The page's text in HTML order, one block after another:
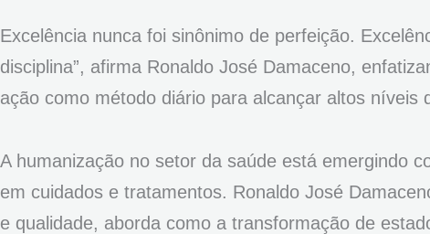
Excelência nunca foi sinônimo de perfeição.
disciplina”, afirma Ronaldo José Damaceno,
ação como método diário para alcançar altos níveis
A humanização no setor da saúde está emergindo
em cuidados e tratamentos. Ronaldo José
e qualidade, aborda como a transformação de